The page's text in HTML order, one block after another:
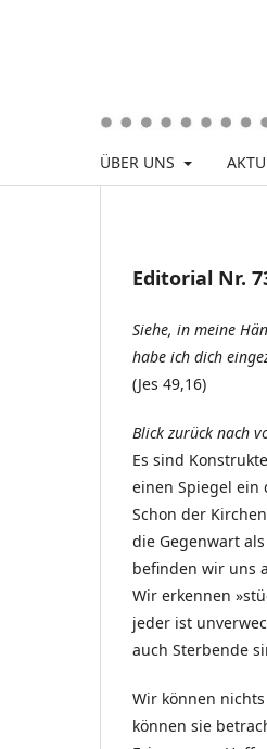
ÜBER UNS
Editorial Nr.
Siehe, in meine
habe ich dich
(Jes 49,16)
Blick zurück nach
Es sind
einen Spiegel ein
Schon der
die Gegenwart
befinden wir uns
Wir erkennen
jeder ist
auch Sterbende
Wir können
können sie